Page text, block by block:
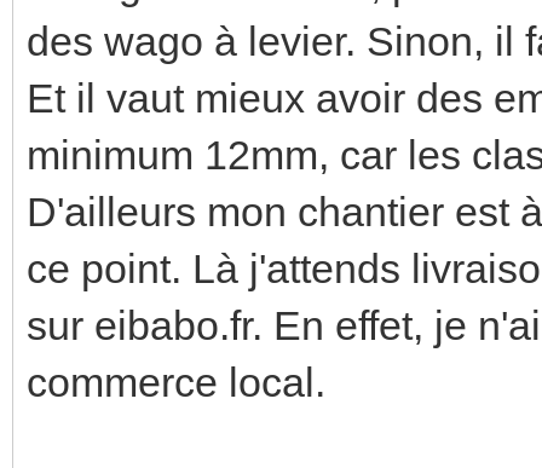
des wago à levier. Sinon, il
Et il vaut mieux avoir des
minimum 12mm, car les
D'ailleurs mon chantier est
ce point. Là j'attends
sur eibabo.fr. En effet, je
commerce local.